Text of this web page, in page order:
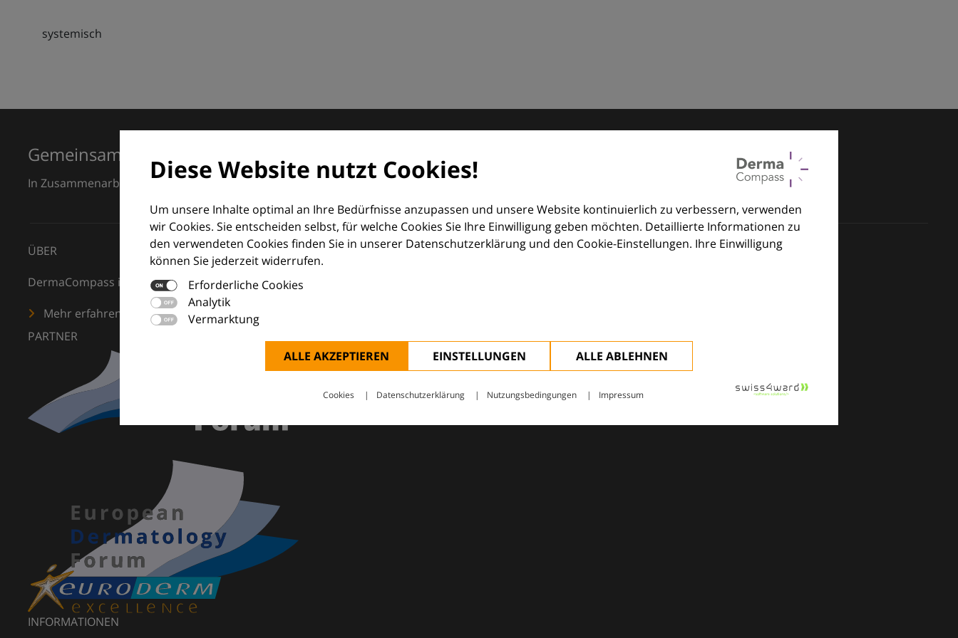
systemisch
Diese Website nutzt Cookies!
Um unsere Inhalte optimal an Ihre Bedürfnisse anzupassen und unsere Website kontinuierlich zu verbessern, verwenden
wir Cookies. Sie entscheiden selbst, für welche Cookies Sie Ihre Einwilligung geben möchten. Detaillierte Informationen zu
den verwendeten Cookies finden Sie in unserer Datenschutzerklärung und den Cookie-Einstellungen. Ihre Einwilligung
können Sie jederzeit widerrufen.
Erforderliche Cookies
Analytik
Vermarktung
ALLE AKZEPTIEREN EINSTELLUNGEN ALLE ABLEHNEN
Cookies Datenschutzerklärung Nutzungsbedingungen Impressum
Gemeinsam für Exzellenz in der Dermatologie
In Zusammenarbeit mit dem European Dermatology Forum (EDF) und Euroderm Excellence
ÜBER
DermaCompass ist Ihr digitaler Kompass für die Dermatologie – mit Wissen, Bildern und praktischen Tools für den klinischen Alltag.
Mehr erfahren
PARTNER
INFORMATIONEN